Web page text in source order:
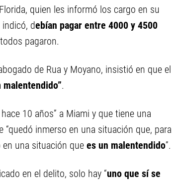
quien les informó los cargo en su
debían pagar entre 4000 y 4500
pagaron.
de Rua y Moyano, insistió en que el
malentendido”.
hace 10 años” a Miami y que tiene una
“quedó inmerso en una situación que, para
una situación que es un malentendido”.
en el delito, solo hay “uno que sí se